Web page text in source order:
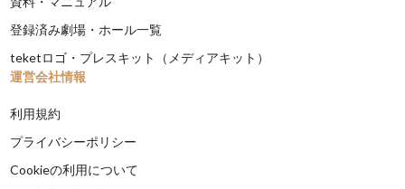
登録済み劇場・ホール一覧
teketロゴ・プレスキット（メディアキット）
運営会社情報
利用規約
プライバシーポリシー
Cookieの利用について